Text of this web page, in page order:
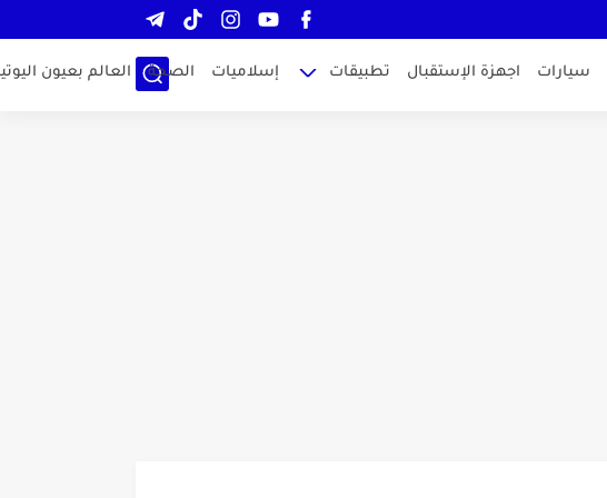
سيارات اجهزة الإستقبال تطبيقات إسلاميات الصحة العالم بعيون